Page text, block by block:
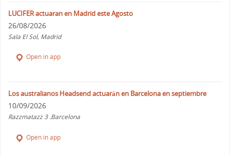
LUCIFER actuaran en Madrid este Agosto
26/08/2026
Sala El Sol, Madrid
Open in app
Los australianos Headsend actuarán en Barcelona en septiembre
10/09/2026
Razzmatazz 3 .Barcelona
Open in app